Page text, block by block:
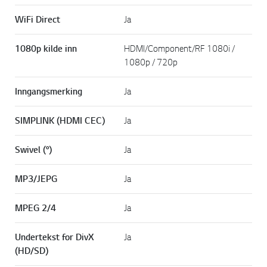
WiFi Direct Ja
1080p kilde inn
HDMI/Component/RF 1080i /
1080p / 720p
Inngangsmerking Ja
SIMPLINK (HDMI CEC) Ja
Swivel (°) Ja
MP3/JEPG Ja
MPEG 2/4 Ja
Undertekst for DivX
(HD/SD)
Ja